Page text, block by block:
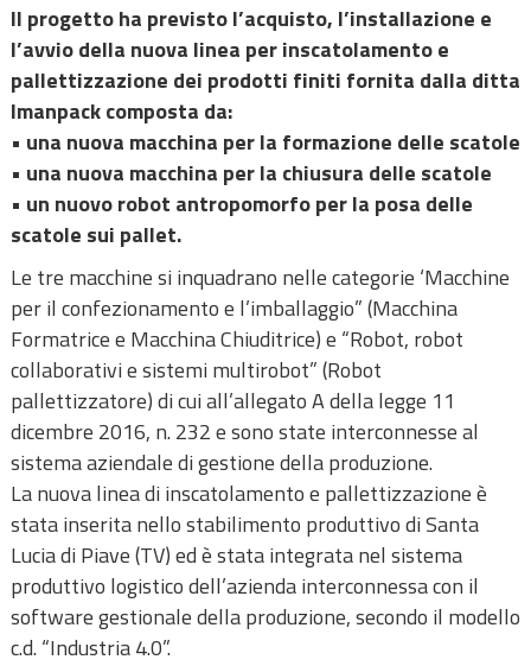
Il progetto ha previsto l’acquisto, l’installazione e
l’avvio della nuova linea per inscatolamento e
pallettizzazione dei prodotti finiti fornita dalla ditta
Imanpack composta da:
• una nuova macchina per la formazione delle scatole
• una nuova macchina per la chiusura delle scatole
• un nuovo robot antropomorfo per la posa delle
scatole sui pallet.
Le tre macchine si inquadrano nelle categorie ‘Macchine
per il confezionamento e l’imballaggio” (Macchina
Formatrice e Macchina Chiuditrice) e “Robot, robot
collaborativi e sistemi multirobot” (Robot
pallettizzatore) di cui all’allegato A della legge 11
dicembre 2016, n. 232 e sono state interconnesse al
sistema aziendale di gestione della produzione.
La nuova linea di inscatolamento e pallettizzazione è
stata inserita nello stabilimento produttivo di Santa
Lucia di Piave (TV) ed è stata integrata nel sistema
produttivo logistico dell’azienda interconnessa con il
software gestionale della produzione, secondo il modello
c.d. “Industria 4.0”.